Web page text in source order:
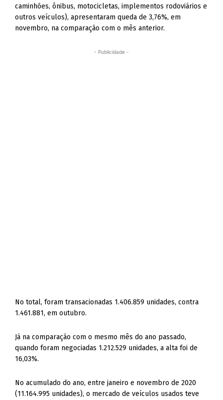
caminhões, ônibus, motocicletas, implementos rodoviários e
outros veículos), apresentaram queda de 3,76%, em
novembro, na comparação com o mês anterior.
- Publicidade -
No total, foram transacionadas 1.406.859 unidades, contra
1.461.881, em outubro.
Já na comparação com o mesmo mês do ano passado,
quando foram negociadas 1.212.529 unidades, a alta foi de
16,03%.
No acumulado do ano, entre janeiro e novembro de 2020
(11.164.995 unidades), o mercado de veículos usados teve